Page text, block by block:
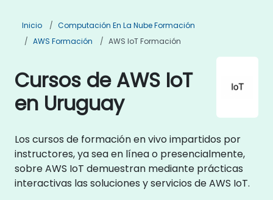
Inicio
Computación En La Nube Formación
AWS Formación
AWS IoT Formación
Cursos de AWS IoT
en Uruguay
Los cursos de formación en vivo impartidos por
instructores, ya sea en línea o presencialmente,
sobre AWS IoT demuestran mediante prácticas
interactivas las soluciones y servicios de AWS IoT.